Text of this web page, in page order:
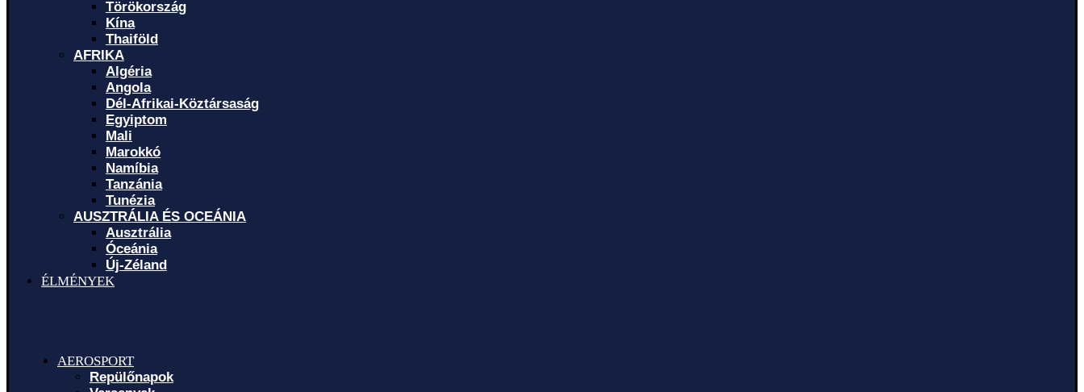
Törökország
Kína
Thaiföld
AFRIKA
Algéria
Angola
Dél-Afrikai-Köztársaság
Egyiptom
Mali
Marokkó
Namíbia
Tanzánia
Tunézia
AUSZTRÁLIA ÉS OCEÁNIA
Ausztrália
Óceánia
Új-Zéland
ÉLMÉNYEK
AEROSPORT
Repülőnapok